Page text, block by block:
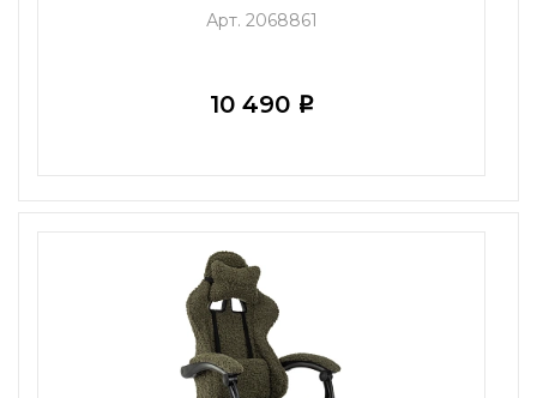
подст.для ног
Арт. 2068861
10 490 i